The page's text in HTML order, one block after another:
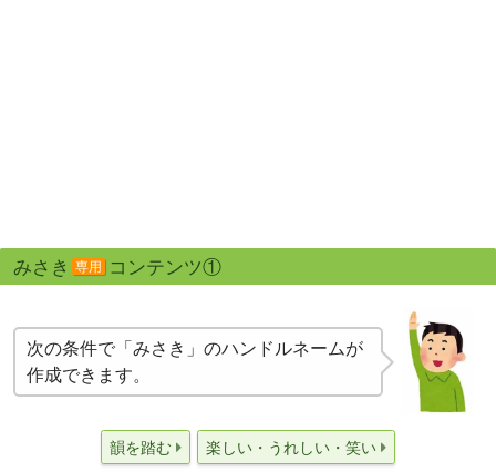
みさき 専用 コンテンツ①
次の条件で「みさき」のハンドルネームが
作成できます。
韻を踏む 楽しい・うれしい・笑い